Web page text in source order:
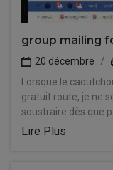
group mailing
20 décembre
Lorsque le
gratuit route, je ne
soustraire dès que
Lire Plus